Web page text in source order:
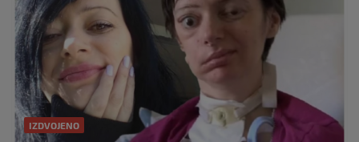
IZDVOJENO